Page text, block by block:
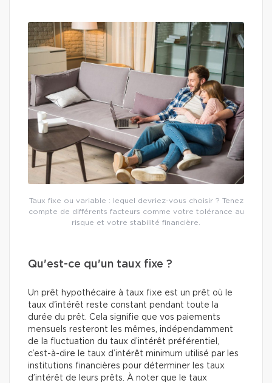
Taux fixe ou variable : lequel devriez-vous choisir ? Tenez
compte de différents facteurs comme votre tolérance au
risque et votre stabilité financière.
Qu'est-ce qu'un taux fixe ?
Un prêt hypothécaire à taux fixe est un prêt où le
taux d'intérêt reste constant pendant toute la
durée du prêt. Cela signifie que vos paiements
mensuels resteront les mêmes, indépendamment
de la fluctuation du taux d’intérêt préférentiel,
c’est-à-dire le taux d’intérêt minimum utilisé par les
institutions financières pour déterminer les taux
d’intérêt de leurs prêts. À noter que le taux